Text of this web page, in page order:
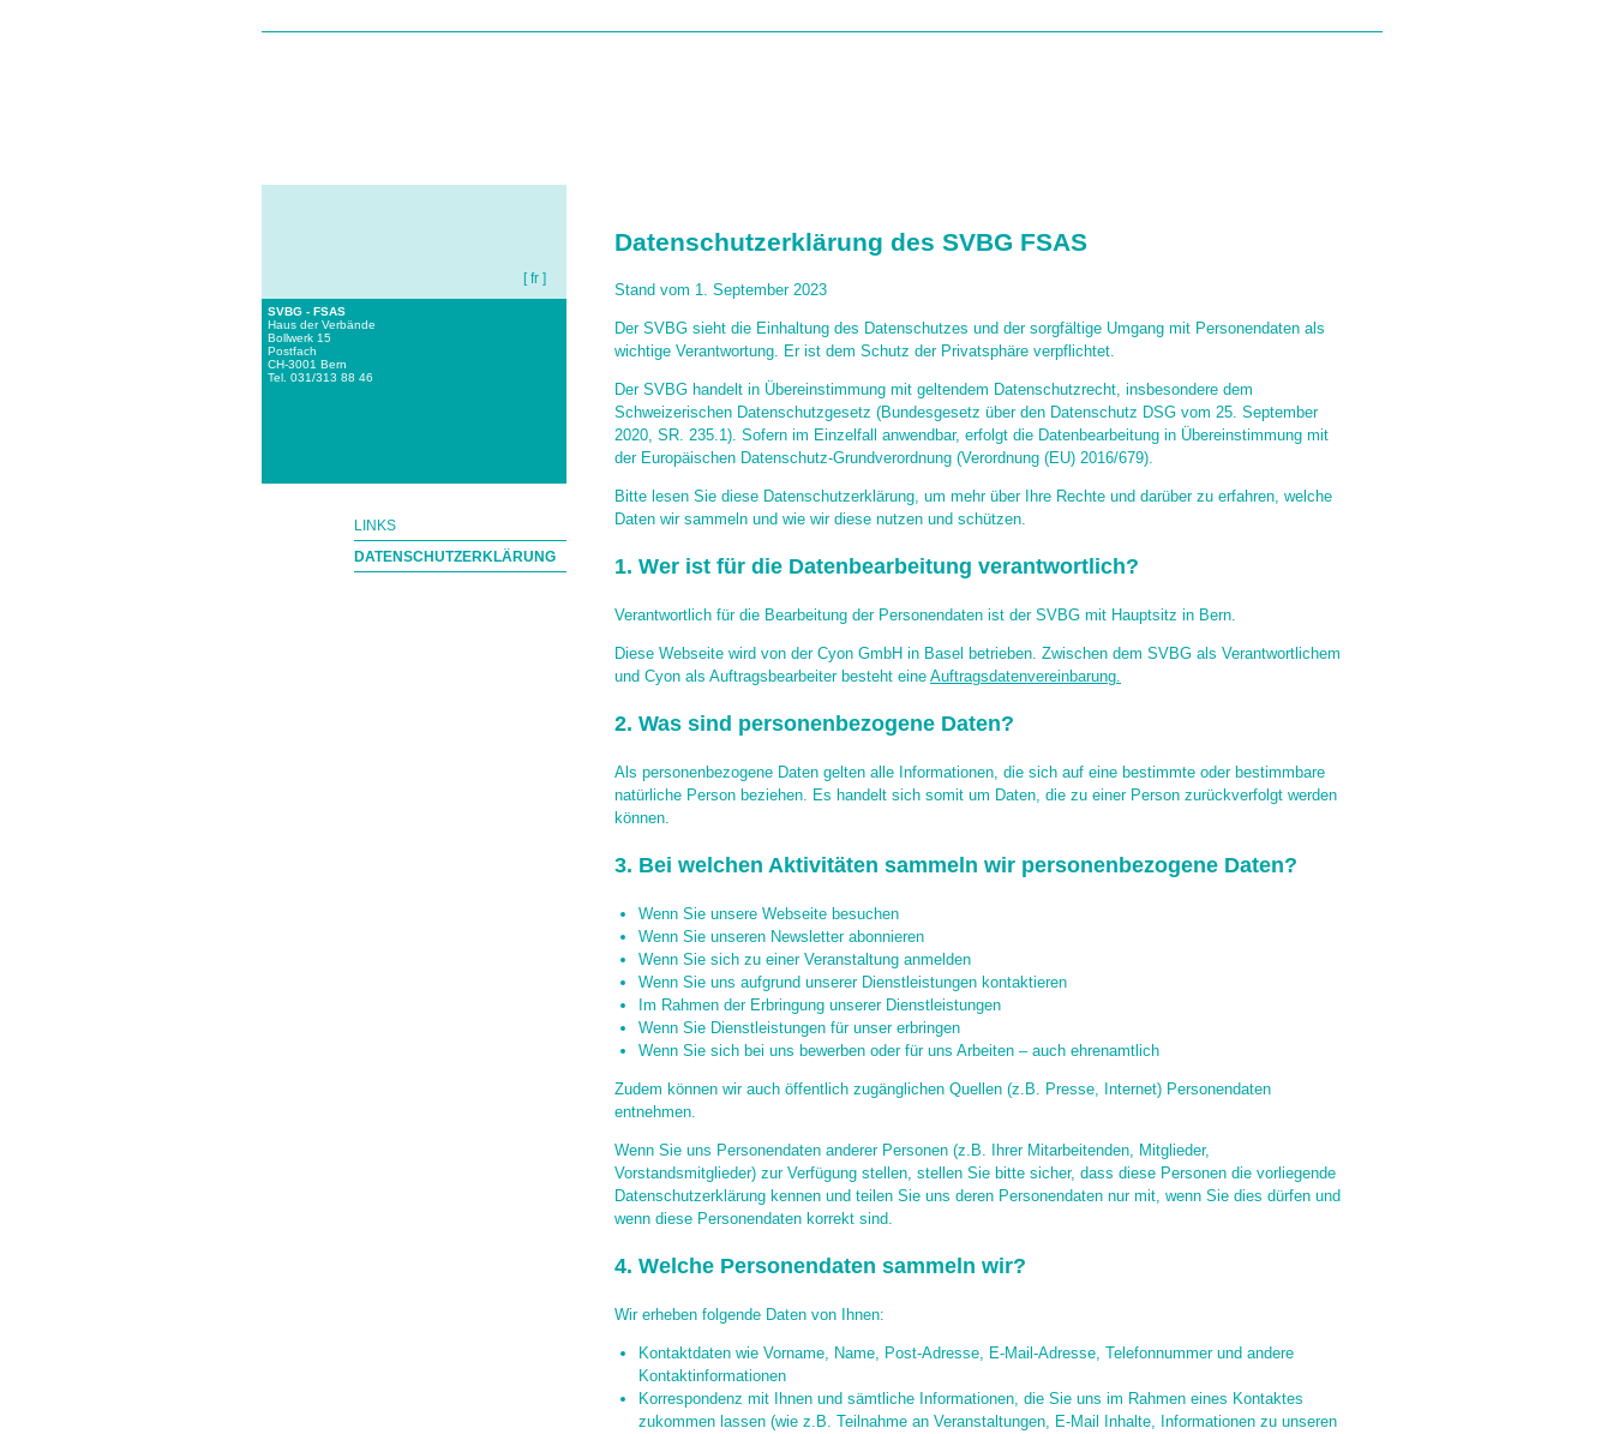
Datenschutzerklärung des SVBG FSAS
Stand vom 1. September 2023
Der SVBG sieht die Einhaltung des Datenschutzes und der sorgfältige Umgang mit Personendaten als
wichtige Verantwortung. Er ist dem Schutz der Privatsphäre verpflichtet.
Der SVBG handelt in Übereinstimmung mit geltendem Datenschutzrecht, insbesondere dem
Schweizerischen Datenschutzgesetz (Bundesgesetz über den Datenschutz DSG vom 25. September
2020, SR. 235.1). Sofern im Einzelfall anwendbar, erfolgt die Datenbearbeitung in Übereinstimmung mit
der Europäischen Datenschutz-Grundverordnung (Verordnung (EU) 2016/679).
Bitte lesen Sie diese Datenschutzerklärung, um mehr über Ihre Rechte und darüber zu erfahren, welche
Daten wir sammeln und wie wir diese nutzen und schützen.
1. Wer ist für die Datenbearbeitung verantwortlich?
Verantwortlich für die Bearbeitung der Personendaten ist der SVBG mit Hauptsitz in Bern.
Diese Webseite wird von der Cyon GmbH in Basel betrieben. Zwischen dem SVBG als Verantwortlichem
und Cyon als Auftragsbearbeiter besteht eine Auftragsdatenvereinbarung.
2. Was sind personenbezogene Daten?
Als personenbezogene Daten gelten alle Informationen, die sich auf eine bestimmte oder bestimmbare
natürliche Person beziehen. Es handelt sich somit um Daten, die zu einer Person zurückverfolgt werden
können.
3. Bei welchen Aktivitäten sammeln wir personenbezogene Daten?
Wenn Sie unsere Webseite besuchen
Wenn Sie unseren Newsletter abonnieren
Wenn Sie sich zu einer Veranstaltung anmelden
Wenn Sie uns aufgrund unserer Dienstleistungen kontaktieren
Im Rahmen der Erbringung unserer Dienstleistungen
Wenn Sie Dienstleistungen für unser erbringen
Wenn Sie sich bei uns bewerben oder für uns Arbeiten – auch ehrenamtlich
Zudem können wir auch öffentlich zugänglichen Quellen (z.B. Presse, Internet) Personendaten
entnehmen.
Wenn Sie uns Personendaten anderer Personen (z.B. Ihrer Mitarbeitenden, Mitglieder,
Vorstandsmitglieder) zur Verfügung stellen, stellen Sie bitte sicher, dass diese Personen die vorliegende
Datenschutzerklärung kennen und teilen Sie uns deren Personendaten nur mit, wenn Sie dies dürfen und
wenn diese Personendaten korrekt sind.
4. Welche Personendaten sammeln wir?
Wir erheben folgende Daten von Ihnen:
Kontaktdaten wie Vorname, Name, Post-Adresse, E-Mail-Adresse, Telefonnummer und andere
Kontaktinformationen
Korrespondenz mit Ihnen und sämtliche Informationen, die Sie uns im Rahmen eines Kontaktes
zukommen lassen (wie z.B. Teilnahme an Veranstaltungen, E-Mail Inhalte, Informationen zu unseren
[ fr ]
SVBG - FSAS
Haus der Verbände
Bollwerk 15
Postfach
CH-3001 Bern
Tel. 031/313 88 46
LINKS
DATENSCHUTZERKLÄRUNG